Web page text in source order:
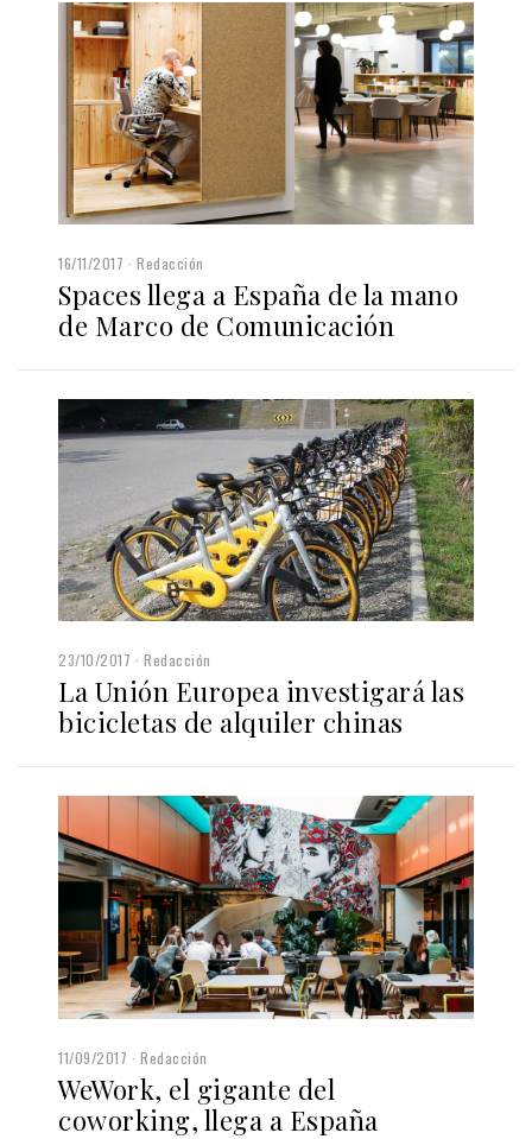
16/11/2017 Redacción
Spaces llega a España de la mano
de Marco de Comunicación
23/10/2017 Redacción
La Unión Europea investigará las
bicicletas de alquiler chinas
11/09/2017 Redacción
WeWork, el gigante del
coworking, llega a España